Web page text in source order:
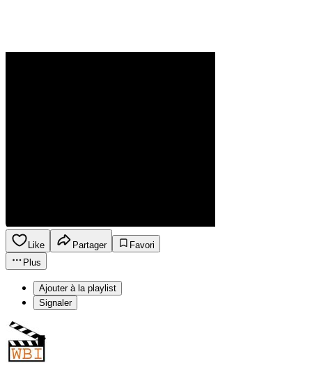
Like Partager
Favori
Plus
Ajouter à la playlist
Signaler